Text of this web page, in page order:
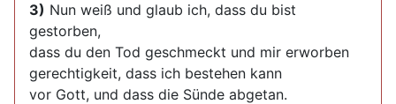
3) Nun weiß und glaub ich, dass du bist
gestorben,
dass du den Tod geschmeckt und mir erworben
gerechtigkeit, dass ich bestehen kann
vor Gott, und dass die Sünde abgetan.